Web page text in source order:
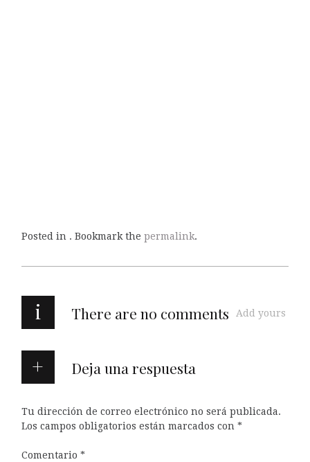
Posted in . Bookmark the permalink.
i There are no comments Add yours
Deja una respuesta
Tu dirección de correo electrónico no será publicada.
Los campos obligatorios están marcados con *
Comentario *